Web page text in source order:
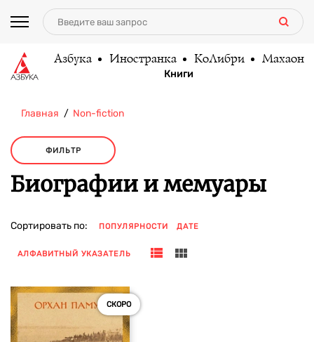
Азбука Иностранка КоЛибри Махаон
Книги
Главная Non-fiction
ФИЛЬТР
Биографии и мемуары
Сортировать по: ПОПУЛЯРНОСТИ ДАТЕ
АЛФАВИТНЫЙ УКАЗАТЕЛЬ
СКОРО